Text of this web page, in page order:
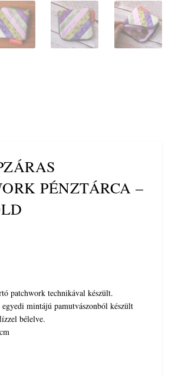
PÉNZTÁRCA –
patchwork technikával készült.
mintájú pamutvászonból készült
bélelve.